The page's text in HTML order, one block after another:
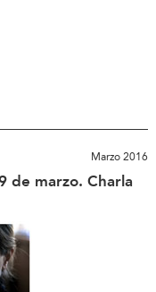
Marzo 2016
de marzo. Charla